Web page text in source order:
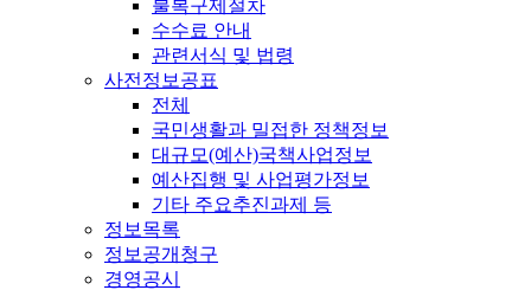
불복구제절차
수수료 안내
관련서식 및 법령
사전정보공표
전체
국민생활과 밀접한 정책정보
대규모(예산)국책사업정보
예산집행 및 사업평가정보
기타 주요추진과제 등
정보목록
정보공개청구
경영공시